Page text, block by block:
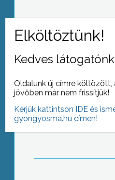
Alsóvárosi
Rendház
rendezték meg a
Kedves
Oldalunk új címre
jövőben már nem frissítjük!
Kérjük kattintson IDE és
gyongyosma.hu címen!